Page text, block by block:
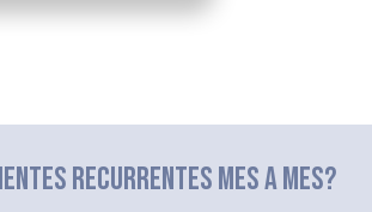
RECURRENTES MES A MES?